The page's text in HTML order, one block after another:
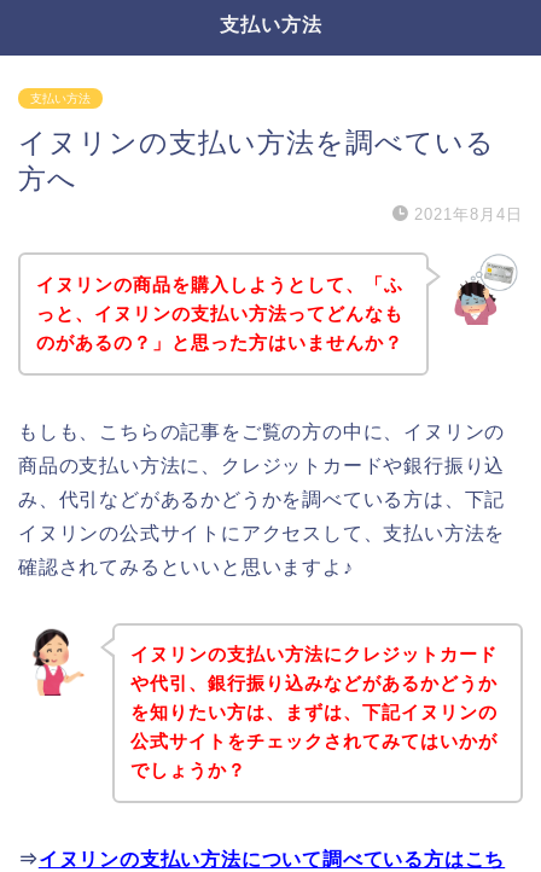
支払い方法
支払い方法
イヌリンの支払い方法を調べている
方へ
2021年8月4日
イヌリンの商品を購入しようとして、「ふ
っと、イヌリンの支払い方法ってどんなも
のがあるの？」と思った方はいませんか？
もしも、こちらの記事をご覧の方の中に、イヌリンの
商品の支払い方法に、クレジットカードや銀行振り込
み、代引などがあるかどうかを調べている方は、下記
イヌリンの公式サイトにアクセスして、支払い方法を
確認されてみるといいと思いますよ♪
イヌリンの支払い方法にクレジットカード
や代引、銀行振り込みなどがあるかどうか
を知りたい方は、まずは、下記イヌリンの
公式サイトをチェックされてみてはいかが
でしょうか？
⇒イヌリンの支払い方法について調べている方はこち